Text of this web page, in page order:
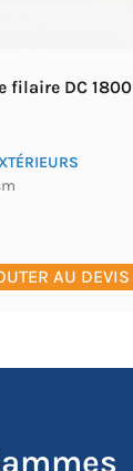
filaire DC 1800
AU DEVIS